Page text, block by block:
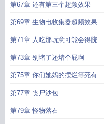
第67章 还有第三个超频效果
第69章 生物电收集器超频效果
第71章 人吃那玩意可能会得脘病
毒的
第73章 别堵了还堵个屁啊
第75章 你们她妈的摆烂等死有什
么用啊
第77章 丧尸沙包
第79章 怪物落石